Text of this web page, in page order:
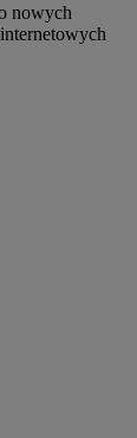
nowych